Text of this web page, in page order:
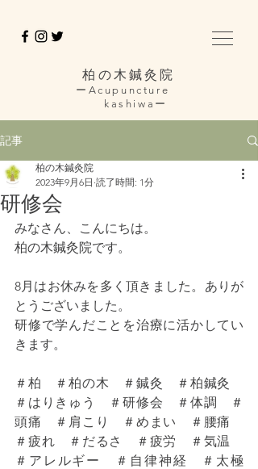
柏の木鍼灸院
ーAcupuncture
kashiwaー
記事
研修会
柏の木鍼灸院
2023年9月6日 読了時間: 1分
みなさん、こんにちは。
柏の木鍼灸院です。
8月はお休みを多く頂きました。ありが
とうございました。
研修で学んだことを治療に活かしてい
きます。
＃柏　＃柏の木　＃鍼灸　＃柏鍼灸
＃はりきゅう　＃研修会　＃体調　＃
頭痛　＃肩こり　＃めまい　＃腰痛
＃疲れ　＃だるさ　＃疲労　＃気温
＃アレルギー　＃自律神経　＃太極